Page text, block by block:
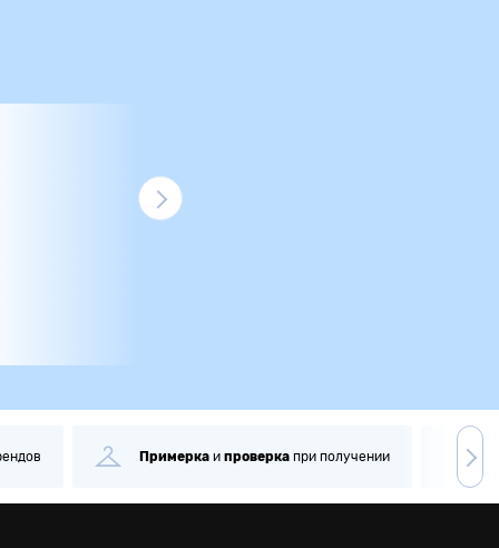
Примерка и проверка при получении